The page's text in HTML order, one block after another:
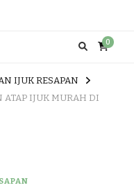
0
IJUK RESAPAN
ATAP IJUK MURAH DI